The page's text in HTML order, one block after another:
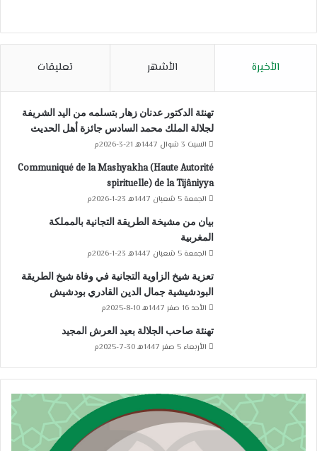
الأخيرة الأشهر تعليقات
تهنئة الدكتور عدنان زهار بتسلمه من اليد الشريفة
لجلالة الملك محمد السادس جائزة أهل الحديث
السبت 3 شوال 1447هـ 21-3-2026م
Communiqué de la Mashyakha (Haute Autorité
spirituelle) de la Tijâniyya
الجمعة 5 شعبان 1447هـ 23-1-2026م
بيان من مشيخة الطريقة التجانية بالمملكة
المغربية
الجمعة 5 شعبان 1447هـ 23-1-2026م
تعزية شيخ الزاوية التجانية في وفاة شيخ الطريقة
البودشيشية جمال الدين القادري بودشيش
الأحد 16 صفر 1447هـ 10-8-2025م
تهنئة صاحب الجلالة بعيد العرش المجيد
الأربعاء 5 صفر 1447هـ 30-7-2025م